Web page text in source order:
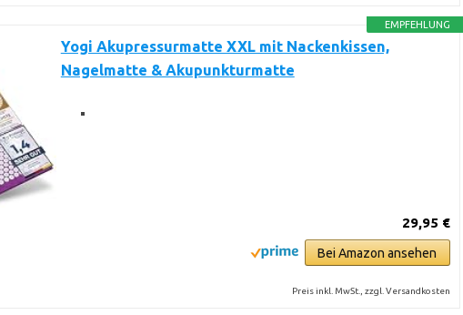
EMPFEHLUNG
Yogi Akupressurmatte XXL mit Nackenkissen,
Nagelmatte & Akupunkturmatte
29,95 €
Bei Amazon ansehen
Preis inkl. MwSt., zzgl. Versandkosten